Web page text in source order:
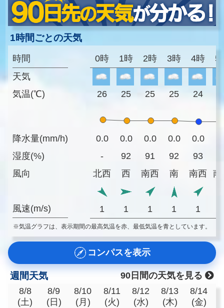
1時間ごとの天気
時間
天気
気温(℃)
降水量(mm/h)
湿度(%)
風向
風速(m/s)
0時 1時 2時 3時 4時 5
26 25 25 25 24
0.0 0.0 0.0 0.0 0.0
-
92 91 92 93
北西
西 南西 南 南西 南
1 1 1 1 1
※気温グラフは、表示期間の最高気温を赤、最低気温を青としています。
コンパスを表示
週間天気
90日間の天気を見る
8/8
(土)
8/9
(日)
8/10
(月)
8/11
(火)
8/12
(水)
8/13
(木)
8/14
(金)